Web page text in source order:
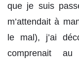
que je suis
m’attendait à
le mal), j’ai
comprenait